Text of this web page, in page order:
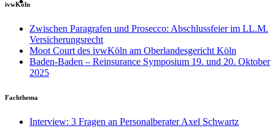
ivwKöln
Zwischen Paragrafen und Prosecco: Abschlussfeier im LL.M.
Versicherungsrecht
Moot Court des ivwKöln am Oberlandesgericht Köln
Baden-Baden – Reinsurance Symposium 19. und 20. Oktober
2025
Fachthema
Interview: 3 Fragen an Personalberater Axel Schwartz